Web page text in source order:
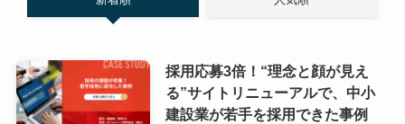
採用応募3倍！“理念と顔が見え
る”サイトリニューアルで、中小
建設業が若手を採用できた事例